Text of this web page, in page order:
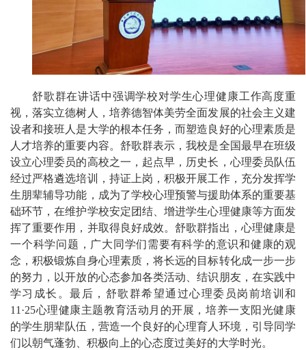
舒歌群在讲话中强调学校对学生心理健康工作高度重
视，落实立德树人，培养德智体美劳全面发展的社会主义建
设者和接班人是大学的根本任务，而塑造良好的心理素质是
人才培养的重要内容。舒歌群表示，我校是全国最早在班级
设立心理委员的高校之一，起点早，历史长，心理委员队伍
经过严格遴选培训，持证上岗，积极开展工作，充分发挥学
生朋辈辅导功能，成为了学校心理预警与援助体系的重要基
础环节，在维护学校安定团结、增进学生心理健康等方面发
挥了重要作用，并取得良好成效。舒歌群指出，心理健康是
一个科学问题，广大同学们需要有科学的意识和健康的观
念，积极锻炼自身心理素质，将长远的目标转化成一步一步
的努力，以开放的心态参加各类活动、结识朋友，在实践中
学习成长。最后，舒歌群希望通过心理委员岗前培训和
11·25心理健康主题教育活动月的开展，培养一支阳光健康
的学生朋辈队伍，营造一个良好的心理育人环境，引导同学
们以朝气蓬勃、积极向上的心态度过美好的大学时光。